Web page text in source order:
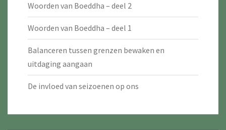
Woorden van Boeddha – deel 2
Woorden van Boeddha – deel 1
Balanceren tussen grenzen bewaken en
uitdaging aangaan
De invloed van seizoenen op ons